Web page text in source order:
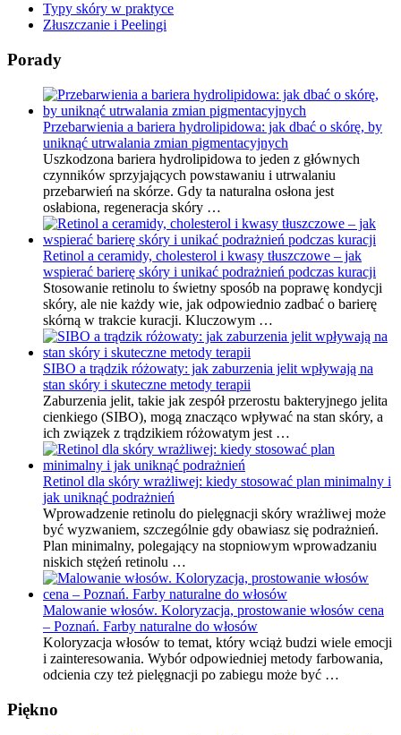
Typy skóry w praktyce
Złuszczanie i Peelingi
Porady
Przebarwienia a bariera hydrolipidowa: jak dbać o skórę, by
uniknąć utrwalania zmian pigmentacyjnych
Uszkodzona bariera hydrolipidowa to jeden z głównych
czynników sprzyjających powstawaniu i utrwalaniu
przebarwień na skórze. Gdy ta naturalna osłona jest
osłabiona, regeneracja skóry …
Retinol a ceramidy, cholesterol i kwasy tłuszczowe – jak
wspierać barierę skóry i unikać podrażnień podczas kuracji
Stosowanie retinolu to świetny sposób na poprawę kondycji
skóry, ale nie każdy wie, jak odpowiednio zadbać o barierę
skórną w trakcie kuracji. Kluczowym …
SIBO a trądzik różowaty: jak zaburzenia jelit wpływają na
stan skóry i skuteczne metody terapii
Zaburzenia jelit, takie jak zespół przerostu bakteryjnego jelita
cienkiego (SIBO), mogą znacząco wpływać na stan skóry, a
ich związek z trądzikiem różowatym jest …
Retinol dla skóry wrażliwej: kiedy stosować plan minimalny i
jak uniknąć podrażnień
Wprowadzenie retinolu do pielęgnacji skóry wrażliwej może
być wyzwaniem, szczególnie gdy obawiasz się podrażnień.
Plan minimalny, polegający na stopniowym wprowadzaniu
niskich stężeń retinolu …
Malowanie włosów. Koloryzacja, prostowanie włosów cena
– Poznań. Farby naturalne do włosów
Koloryzacja włosów to temat, który wciąż budzi wiele emocji
i zainteresowania. Wybór odpowiedniej metody farbowania,
odcienia czy też pielęgnacji po zabiegu może być …
Piękno